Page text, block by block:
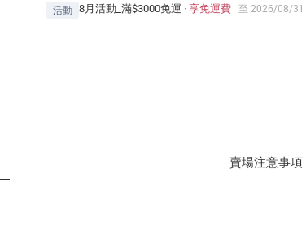
活動 8月活動_滿$3000免運 ·享免運費 至 2026/08/31
賣場注意事項